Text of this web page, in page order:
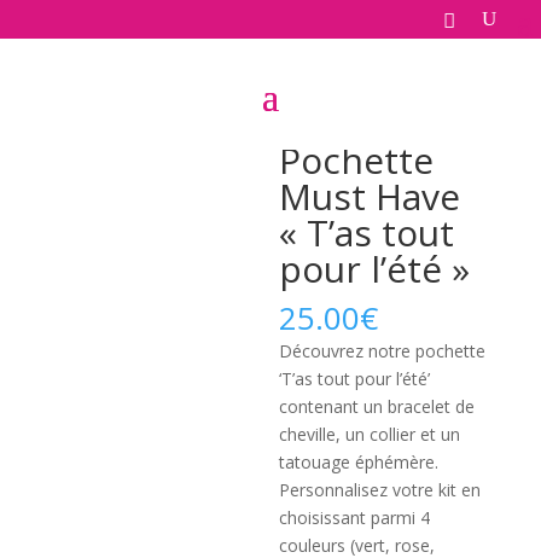
Pochette
Must Have
« T’as tout
pour l’été »
25.00€
Découvrez notre pochette
‘T’as tout pour l’été’
contenant un bracelet de
cheville, un collier et un
tatouage éphémère.
Personnalisez votre kit en
choisissant parmi 4
couleurs (vert, rose,